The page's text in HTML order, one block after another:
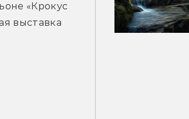
«Крокус
выставка